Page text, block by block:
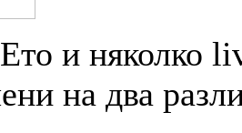
и няколко
на два